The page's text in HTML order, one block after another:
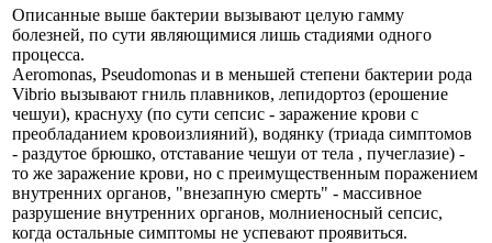
Описанные выше бактерии вызывают целую гамму
болезней, по сути являющимися лишь стадиями одного
процесса.
Aeromonas, Pseudomonas и в меньшей степени бактерии рода
Vibrio вызывают гниль плавников, лепидортоз (ерошение
чешуи), краснуху (по сути сепсис - заражение крови с
преобладанием кровоизлияний), водянку (триада симптомов
- раздутое брюшко, отставание чешуи от тела , пучеглазие) -
то же заражение крови, но с преимущественным поражением
внутренних органов, "внезапную смерть" - массивное
разрушение внутренних органов, молниеносный сепсис,
когда остальные симптомы не успевают проявиться.